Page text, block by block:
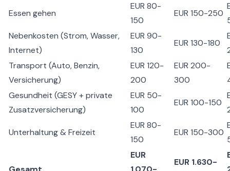
Essen gehen
EUR 80-
150
EUR 150-250
Nebenkosten (Strom, Wasser,
Internet)
EUR 90-
130
EUR 130-180
Transport (Auto, Benzin,
Versicherung)
EUR 120-
200
EUR 200-
300
Gesundheit (GESY + private
Zusatzversicherung)
EUR 50-
100
EUR 100-150
Unterhaltung & Freizeit
EUR 80-
150
EUR 150-300
EUR
EUR 1.630-